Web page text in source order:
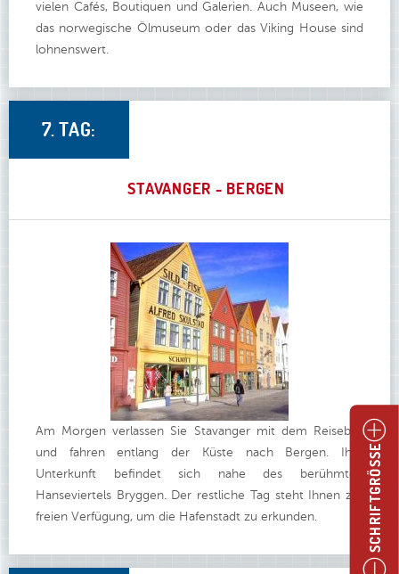
vielen Cafés, Boutiquen und Galerien. Auch Museen, wie
das norwegische Ölmuseum oder das Viking House sind
lohnenswert.
7. TAG:
STAVANGER - BERGEN
Am Morgen verlassen Sie Stavanger mit dem Reisebus
und fahren entlang der Küste nach Bergen. Ihre
Unterkunft befindet sich nahe des berühmten
Hanseviertels Bryggen. Der restliche Tag steht Ihnen zur
freien Verfügung, um die Hafenstadt zu erkunden.
SCHRIFTGRÖSSE